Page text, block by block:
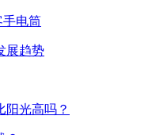
手电筒
展趋势
阳光高吗？